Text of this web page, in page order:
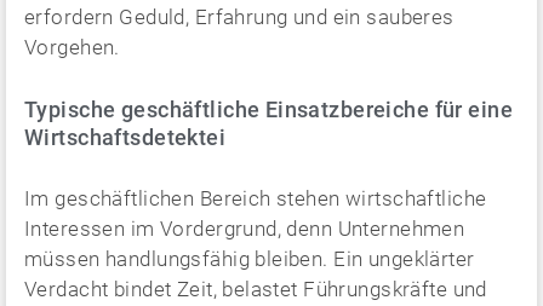
erfordern Geduld, Erfahrung und ein sauberes
Vorgehen.
Typische geschäftliche Einsatzbereiche für eine
Wirtschaftsdetektei
Im geschäftlichen Bereich stehen wirtschaftliche
Interessen im Vordergrund, denn Unternehmen
müssen handlungsfähig bleiben. Ein ungeklärter
Verdacht bindet Zeit, belastet Führungskräfte und